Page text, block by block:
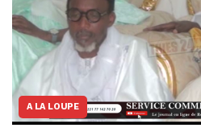
A LA LOUPE